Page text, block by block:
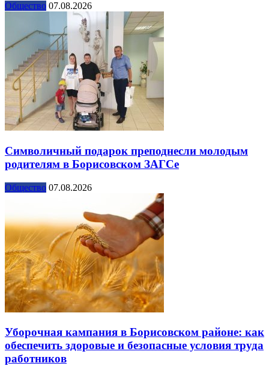
Общество 07.08.2026
Символичный подарок преподнесли молодым
родителям в Борисовском ЗАГСе
Общество 07.08.2026
Уборочная кампания в Борисовском районе: как
обеспечить здоровые и безопасные условия труда
работников